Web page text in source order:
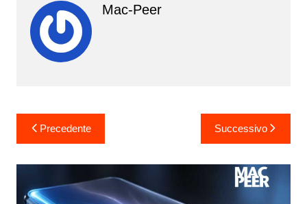
Mac-Peer
Navigazione
articoli
Precedente Successivo